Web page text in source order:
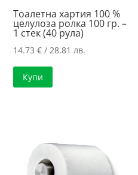
Тоалетна хартия 100 %
целулоза ролка 100 гр. –
1 стек (40 рула)
14.73€ / 28.81 лв.
Купи